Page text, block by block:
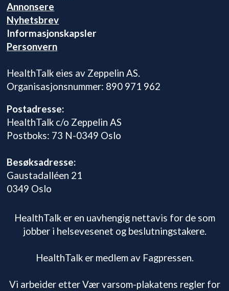
Annonsere
Nyhetsbrev
Informasjonskapsler
Personvern
HealthTalk eies av Zeppelin AS.
Organisasjonsnummer: 890 971 962
Postadresse:
HealthTalk c/o Zeppelin AS
Postboks: 73 N-0349 Oslo
Besøksadresse:
Gaustadalléen 21
0349 Oslo
HealthTalk er en uavhengig nettavis for de som
jobber i helsevesenet og beslutningstakere.
HealthTalk er medlem av Fagpressen.
Vi arbeider etter Vær varsom-plakatens regler for